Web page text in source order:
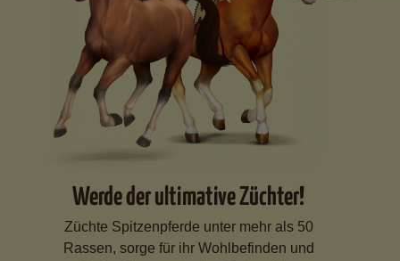
Werde der ultimative Züchter!
Züchte Spitzenpferde unter mehr als 50
Rassen, sorge für ihr Wohlbefinden und